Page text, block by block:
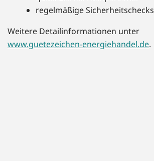
regelmäßige Sicherheitschecks
Weitere Detailinformationen unter
www.guetezeichen-energiehandel.de.